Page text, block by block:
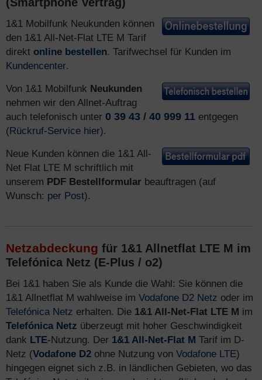
1&1 Mobilfunk Neukunden können
den 1&1 All-Net-Flat LTE M Tarif
direkt online bestellen. Tarifwechsel für Kunden im
Kundencenter.
Von 1&1 Mobilfunk Neukunden
nehmen wir den Allnet-Auftrag
auch telefonisch unter 0 39 43 / 40 999 11 entgegen
(Rückruf-Service hier).
Neue Kunden können die 1&1 All-
Net Flat LTE M schriftlich mit
unserem PDF Bestellformular beauftragen (auf
Wunsch: per Post).
Netzabdeckung für 1&1 Allnetflat LTE M im
Telefónica Netz (E-Plus / o2)
Bei 1&1 haben Sie als Kunde die Wahl: Sie können die
1&1 Allnetflat M wahlweise im Vodafone D2 Netz oder im
Telefónica Netz erhalten. Die 1&1 All-Net-Flat LTE M im
Telefónica Netz überzeugt mit hoher Geschwindigkeit
dank LTE-Nutzung. Der 1&1 All-Net-Flat M Tarif im D-
Netz (Vodafone D2 ohne Nutzung von Vodafone LTE)
hingegen eignet sich z.B. in ländlichen Gebieten, wo das